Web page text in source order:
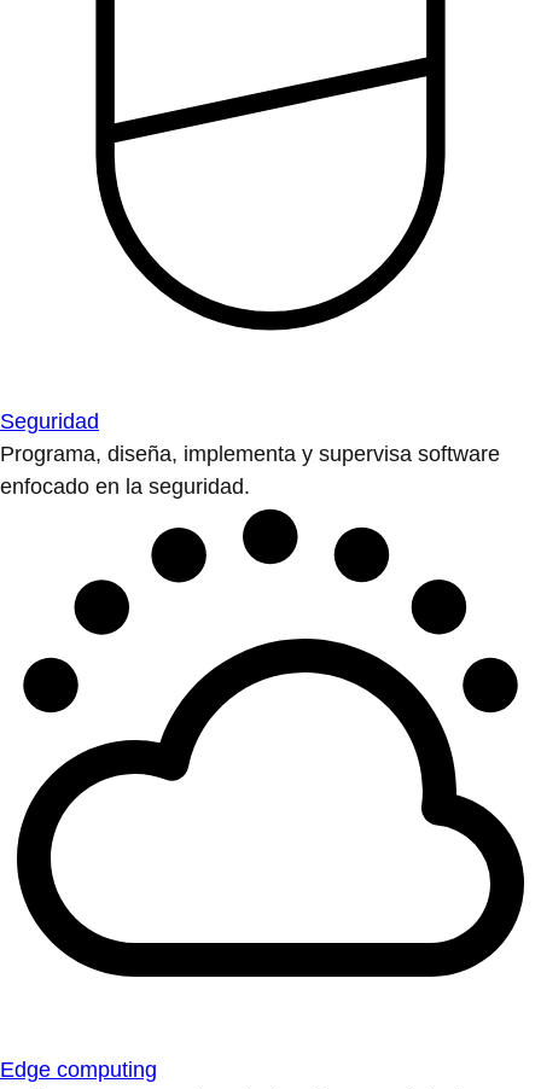
Seguridad
Programa, diseña, implementa y supervisa software
enfocado en la seguridad.
Edge computing